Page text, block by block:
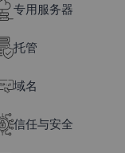
专用服务器
托管
域名
信任与安全